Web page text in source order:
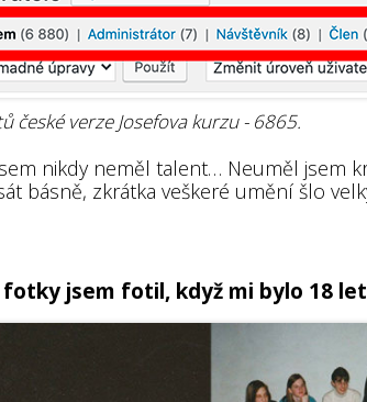
české verze Josefova kurzu - 6865.
nikdy neměl talent… Neuměl jsem
básně, zkrátka veškeré umění šlo
jsem fotil, když mi bylo 18